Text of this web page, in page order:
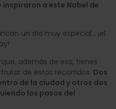
a este Nobel de
un día muy especial… ¡el
además de esa, tienes
de estos recorridos. Dos
de la ciudad y otros dos
los pasos del